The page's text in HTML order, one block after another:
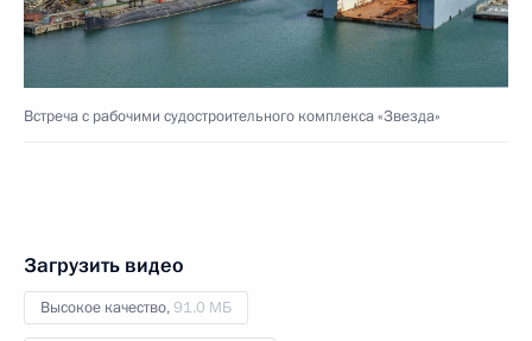
Встреча с рабочими судостроительного комплекса «Звезда»
Загрузить видео
Высокое качество,91.0 МБ